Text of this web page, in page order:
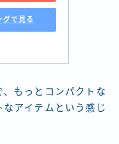
で見る
もっとコンパクトな
アイテムという感じ